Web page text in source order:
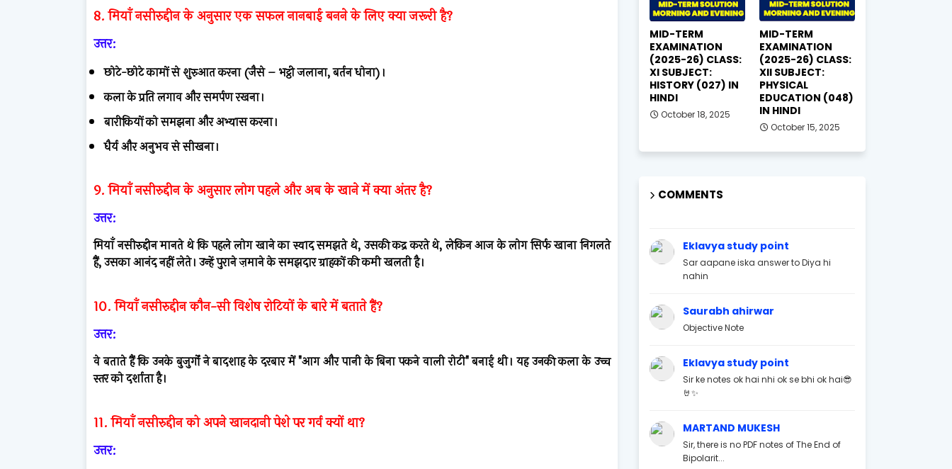
8. मियाँ नसीरुद्दीन के अनुसार एक सफल नानबाई बनने के लिए क्या जरूरी है?
उत्तर:
छोटे-छोटे कामों से शुरुआत करना (जैसे – भट्ठी जलाना, बर्तन धोना)।
कला के प्रति लगाव और समर्पण रखना।
बारीकियों को समझना और अभ्यास करना।
धैर्य और अनुभव से सीखना।
9. मियाँ नसीरुद्दीन के अनुसार लोग पहले और अब के खाने में क्या अंतर है?
उत्तर:
मियाँ नसीरुद्दीन मानते थे कि पहले लोग खाने का स्वाद समझते थे, उसकी कद्र करते थे, लेकिन आज के लोग सिर्फ खाना निगलते
हैं, उसका आनंद नहीं लेते। उन्हें पुराने ज़माने के समझदार ग्राहकों की कमी खलती है।
10. मियाँ नसीरुद्दीन कौन-सी विशेष रोटियों के बारे में बताते हैं?
उत्तर:
वे बताते हैं कि उनके बुजुर्गों ने बादशाह के दरबार में "आग और पानी के बिना पकने वाली रोटी" बनाई थी। यह उनकी कला के उच्च
स्तर को दर्शाता है।
11. मियाँ नसीरुद्दीन को अपने खानदानी पेशे पर गर्व क्यों था?
उत्तर:
MID-TERM
EXAMINATION
(2025-26) CLASS:
XI SUBJECT:
HISTORY (027) IN
HINDI
October 18, 2025
MID-TERM
EXAMINATION
(2025-26) CLASS:
XII SUBJECT:
PHYSICAL
EDUCATION (048)
IN HINDI
October 15, 2025
COMMENTS
Eklavya study point
Sar aapane iska answer to Diya hi
nahin
Saurabh ahirwar
Objective Note
Eklavya study point
Sir ke notes ok hai nhi ok se bhi ok hai😎
🤘✨
MARTAND MUKESH
Sir, there is no PDF notes of The End of
Bipolarit...